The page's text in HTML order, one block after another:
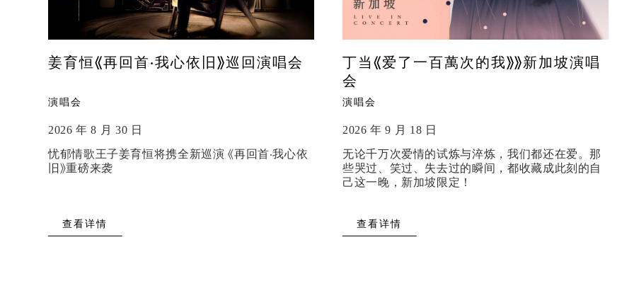
姜育恒《再回首·我心依旧》巡回演唱会
演唱会
2026 年 8 月 30 日
忧郁情歌王子姜育恒将携全新巡演 《再回首·我心依
旧》重磅来袭
查看详情
丁当《爱了一百萬次的我》》新加坡演唱
会
演唱会
2026 年 9 月 18 日
无论千万次爱情的试炼与淬炼，我们都还在爱。那
些哭过、笑过、失去过的瞬间，都收藏成此刻的自
己这一晚，新加坡限定！
查看详情